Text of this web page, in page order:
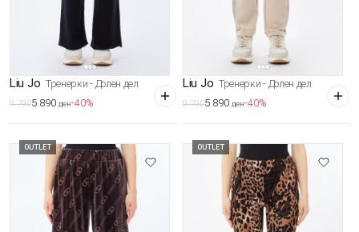
Liu Jo Тренерки - Долен дел
9.7905.890 ден-40%
Liu Jo Тренерки - Долен дел
9.7905.890 ден-40%
OUTLET OUTLET